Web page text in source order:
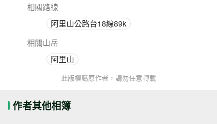
相關路線
阿里山公路台18線89k
相關山岳
阿里山
此版權屬原作者，請勿任意轉載
作者其他相簿